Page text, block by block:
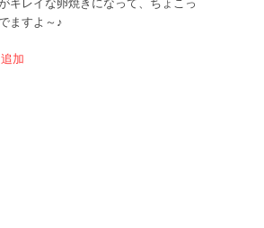
キレイな卵焼きになって、ちょこっ
ますよ～♪
加